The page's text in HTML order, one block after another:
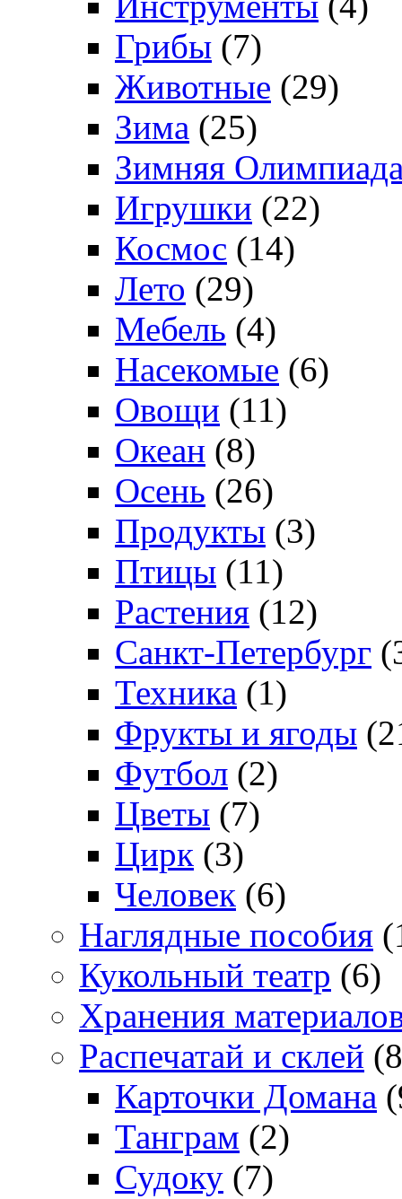
Грибы (7)
Животные (29)
Зима (25)
Зимняя
Игрушки (22)
Космос (14)
Лето (29)
Мебель (4)
Насекомые (6)
Овощи (11)
Океан (8)
Осень (26)
Продукты (3)
Птицы (11)
Растения (12)
Санкт-Петербург
Техника (1)
Фрукты и ягоды
Футбол (2)
Цветы (7)
Цирк (3)
Человек (6)
Наглядные пособия
Кукольный театр (6)
Хранения
Распечатай и склей
Карточки Домана
Танграм (2)
Судоку (7)